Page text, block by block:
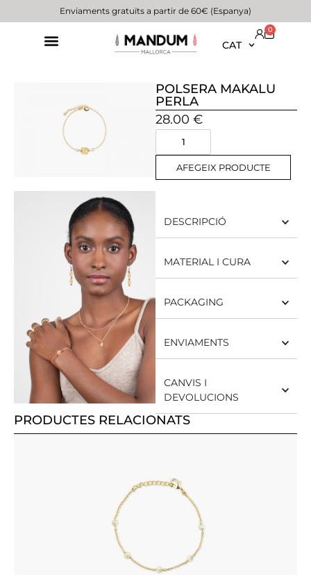
Enviaments gratuïts a partir de 60€ (Espanya)
CAT
0
POLSERA MAKALU
PERLA
28.00 €
AFEGEIX PRODUCTE
DESCRIPCIÓ
MATERIAL I CURA
PACKAGING
ENVIAMENTS
CANVIS I
DEVOLUCIONS
PRODUCTES RELACIONATS